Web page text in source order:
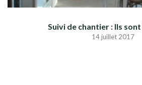
Suivi de chantier : Ils
14 juillet 2017